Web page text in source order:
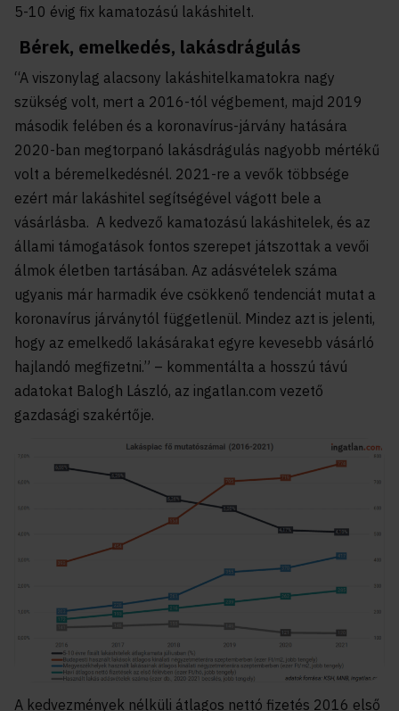
5-10 évig fix kamatozású lakáshitelt.
Bérek, emelkedés, lakásdrágulás
“A viszonylag alacsony lakáshitelkamatokra nagy
szükség volt, mert a 2016-tól végbement, majd 2019
második felében és a koronavírus-járvány hatására
2020-ban megtorpanó lakásdrágulás nagyobb mértékű
volt a béremelkedésnél. 2021-re a vevők többsége
ezért már lakáshitel segítségével vágott bele a
vásárlásba. A kedvező kamatozású lakáshitelek, és az
állami támogatások fontos szerepet játszottak a vevői
álmok életben tartásában. Az adásvételek száma
ugyanis már harmadik éve csökkenő tendenciát mutat a
koronavírus járványtól függetlenül. Mindez azt is jelenti,
hogy az emelkedő lakásárakat egyre kevesebb vásárló
hajlandó megfizetni.” – kommentálta a hosszú távú
adatokat Balogh László, az ingatlan.com vezető
gazdasági szakértője.
A kedvezmények nélküli átlagos nettó fizetés 2016 első